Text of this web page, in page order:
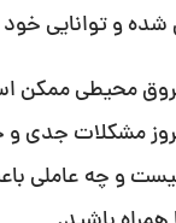
شده و توانایی
محیطی ممکن
مشکلات جدی و
و چه عاملی